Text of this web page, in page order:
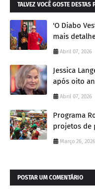
TALVEZ VOCÊ GOSTE DESTAS
'O Diabo
mais
Abril 07, 2026
Jessica
após oito
Abril 07, 2026
Programa
projetos de
Março 26, 2026
POSTAR UM COMENTÁRIO